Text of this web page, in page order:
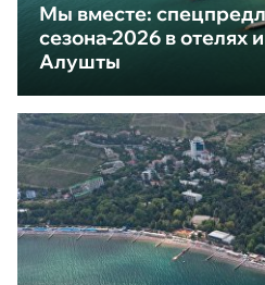
Мы вместе:
сезона-2026 в отелях
Алушты